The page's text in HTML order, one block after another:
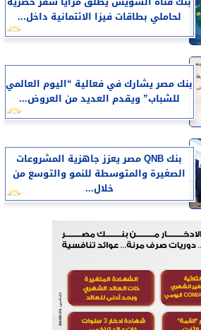
لحاملي بطاقات فيزا الائتمانية داخل...
بنك مصر يشارك في فعالية “اليوم العالمي
للشباب” ويقدم العديد من العروض...
بنك QNB مصر يعزز جاهزية المشروعات
الصغيرة والمتوسطة للنمو والتوسع من
خلال...